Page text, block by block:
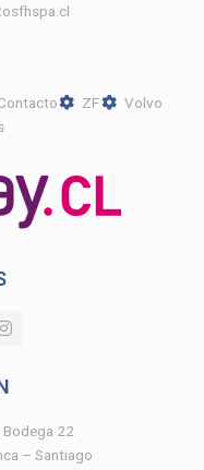
ZF
Volvo
I
n
a
r
a
m
22
– Santiago